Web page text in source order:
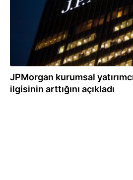
JPMorgan kurumsal
ilgisinin arttığını açıkladı